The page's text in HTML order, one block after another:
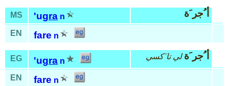
MS 'ugra n أ ُجر َة
EN fare n
EG 'ugra n أ ُجر َة لي تا َكسي
EN fare n